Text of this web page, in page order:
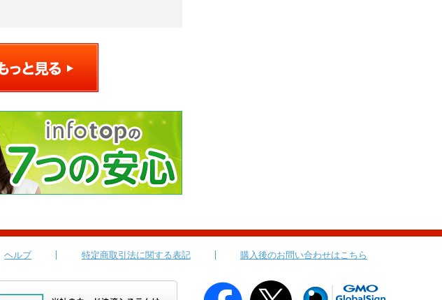
ヘルプ 特定商取引法に関する表記 購入後のお問い合わせはこちら